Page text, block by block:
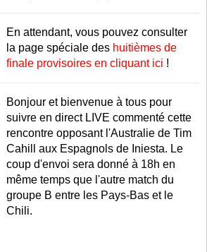
En attendant, vous pouvez consulter
la page spéciale des huitièmes de
finale provisoires en cliquant ici !
Bonjour et bienvenue à tous pour
suivre en direct LIVE commenté cette
rencontre opposant l'Australie de Tim
Cahill aux Espagnols de Iniesta. Le
coup d'envoi sera donné à 18h en
même temps que l'autre match du
groupe B entre les Pays-Bas et le
Chili.